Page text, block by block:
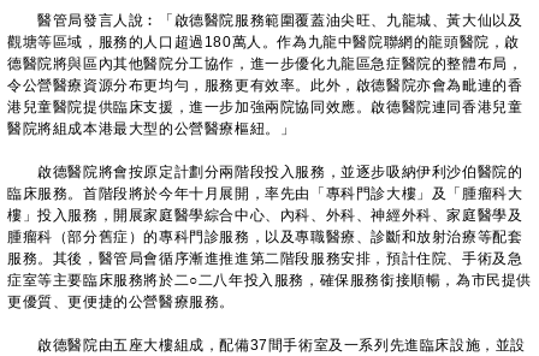
醫管局發言人說︰「啟德醫院服務範圍覆蓋油尖旺、九龍城、黃大仙以及
觀塘等區域，服務的人口超過180萬人。作為九龍中醫院聯網的龍頭醫院，啟
德醫院將與區內其他醫院分工協作，進一步優化九龍區急症醫院的整體布局，
令公營醫療資源分布更均勻，服務更有效率。此外，啟德醫院亦會為毗連的香
港兒童醫院提供臨床支援，進一步加強兩院協同效應。啟德醫院連同香港兒童
醫院將組成本港最大型的公營醫療樞紐。」
啟德醫院將會按原定計劃分兩階段投入服務，並逐步吸納伊利沙伯醫院的
臨床服務。首階段將於今年十月展開，率先由「專科門診大樓」及「腫瘤科大
樓」投入服務，開展家庭醫學綜合中心、內科、外科、神經外科、家庭醫學及
腫瘤科（部分舊症）的專科門診服務，以及專職醫療、診斷和放射治療等配套
服務。其後，醫管局會循序漸進推進第二階段服務安排，預計住院、手術及急
症室等主要臨床服務將於二○二八年投入服務，確保服務銜接順暢，為市民提供
更優質、更便捷的公營醫療服務。
啟德醫院由五座大樓組成，配備37間手術室及一系列先進臨床設施，並設